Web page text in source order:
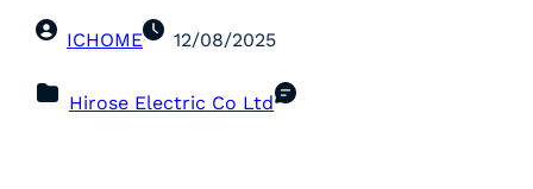
ICHOME 12/08/2025
Hirose Electric Co Ltd